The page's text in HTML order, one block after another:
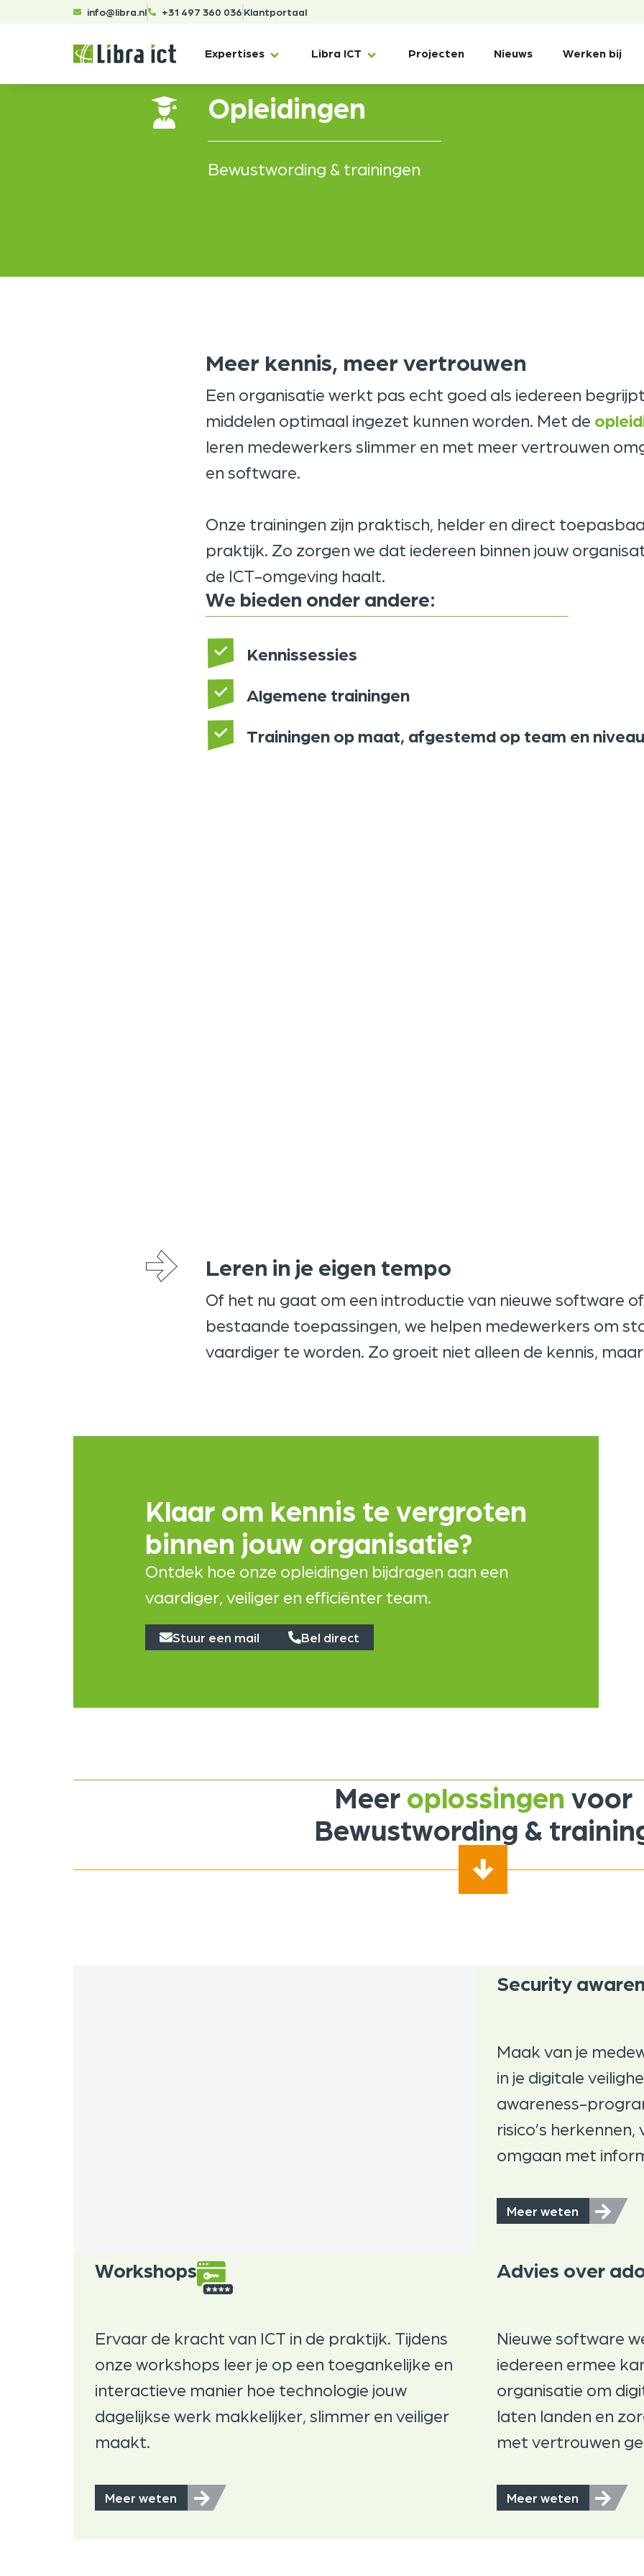
info@libra.nl +31 497 360 036 Klantportaal
Expertises Libra ICT Projecten Nieuws Werken bij
Opleidingen
Bewustwording & trainingen
Meer kennis, meer vertrouwen
Een organisatie werkt pas echt goed als iedereen
middelen optimaal ingezet kunnen worden. Met de
leren medewerkers slimmer en met meer vertrouwen
en software.
Onze trainingen zijn praktisch, helder en direct
praktijk. Zo zorgen we dat iedereen binnen jouw
de ICT-omgeving haalt.
We bieden onder andere:
Kennissessies
Algemene trainingen
Trainingen op maat, afgestemd op team en
Leren in je eigen tempo
Of het nu gaat om een introductie van nieuwe software
bestaande toepassingen, we helpen medewerkers om
vaardiger te worden. Zo groeit niet alleen de kennis,
Klaar om kennis te vergroten
binnen jouw organisatie?
Ontdek hoe onze opleidingen bijdragen aan een
vaardiger, veiliger en efficiënter team.
Stuur een mail Bel direct
Meeroplossingen voor
Bewustwording &
Security
Maak van je
in je digitale
awareness-
risico’s
omgaan met
Meer weten
Workshops
Ervaar de kracht van ICT in de praktijk. Tijdens
onze workshops leer je op een toegankelijke en
interactieve manier hoe technologie jouw
dagelijkse werk makkelijker, slimmer en veiliger
maakt.
Meer weten
Advies over
Nieuwe software
iedereen ermee
organisatie om
laten landen en
met vertrouwen
Meer weten